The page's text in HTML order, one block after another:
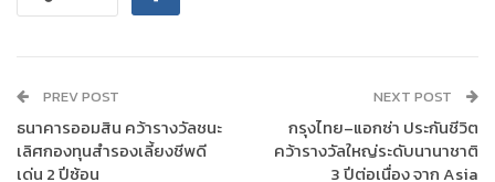
PREV POST
ธนาคารออมสิน คว้ารางวัลชนะ
เลิศกองทุนสำรองเลี้ยงชีพดี
เด่น 2 ปีซ้อน
NEXT POST
กรุงไทย–แอกซ่า ประกันชีวิต
คว้ารางวัลใหญ่ระดับนานาชาติ
3 ปีต่อเนื่อง จาก Asia